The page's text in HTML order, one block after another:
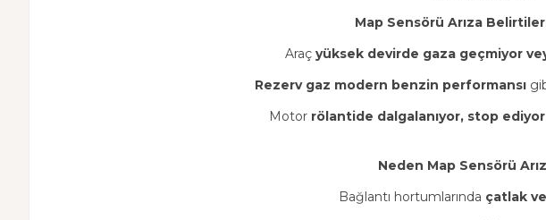
Map Sensörü Arıza
Araç yüksek devirde gaza geçmiyor
Rezerv gaz modern benzin performansı
Motor rölantide dalgalanıyor, stop
Neden Map Sensörü
Bağlantı hortumlarında çatlak